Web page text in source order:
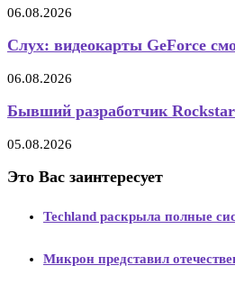
06.08.2026
Слух: видеокарты GeForce
06.08.2026
Бывший разработчик
05.08.2026
Это Вас заинтересует
Techland раскрыла полные
Микрон представил